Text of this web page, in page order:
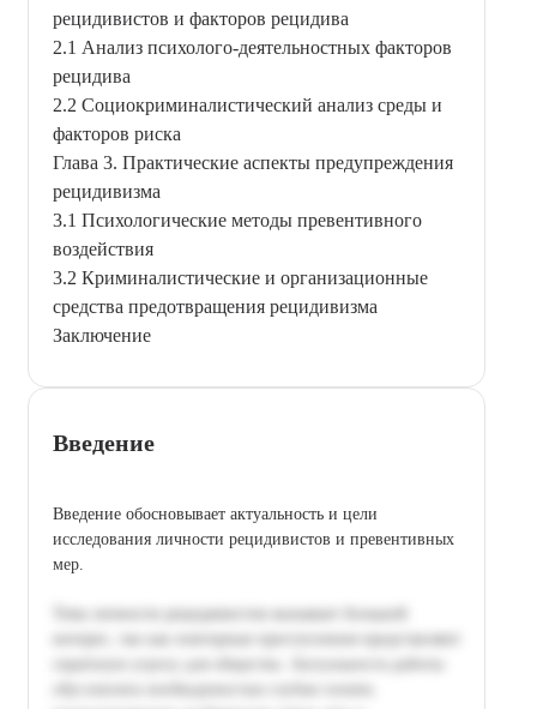
рецидивистов и факторов рецидива
2.1 Анализ психолого-деятельностных факторов
рецидива
2.2 Социокриминалистический анализ среды и
факторов риска
Глава 3. Практические аспекты предупреждения
рецидивизма
3.1 Психологические методы превентивного
воздействия
3.2 Криминалистические и организационные
средства предотвращения рецидивизма
Заключение
Введение
Введение обосновывает актуальность и цели
исследования личности рецидивистов и превентивных
мер.